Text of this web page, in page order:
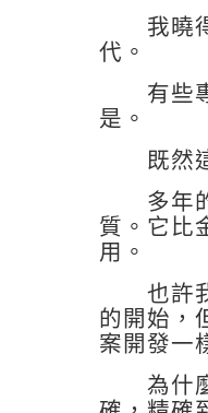
我曉得
代。
有些專
是。
既然這
多年的
質。它比
用。
也許我
的開始，
案開發一
為什麼